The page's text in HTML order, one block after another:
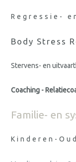
Regressie-
Body Stress
Stervens- en
Coaching -
Familie- en
Kinderen-